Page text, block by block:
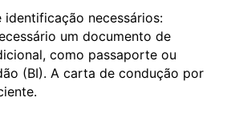
identificação necessários:
um documento de
como passaporte ou
(BI). A carta de condução por